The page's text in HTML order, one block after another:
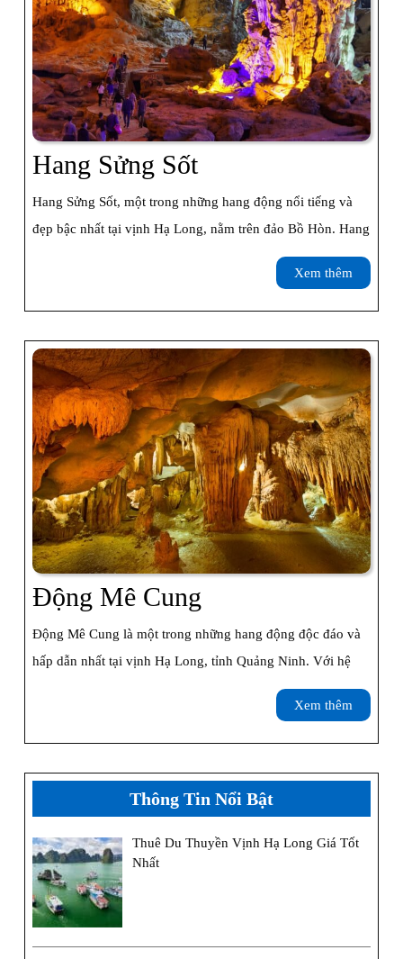
Hang Sửng SốtHang
Sửng
Sốt
Hang Sửng Sốt, một trong những hang động nổi tiếng và
đẹp bậc nhất tại vịnh Hạ Long, nằm trên đảo Bồ Hòn. Hang
Xem thêm
thêm
Động Mê Cung
Mê
Cung
Động Mê Cung là một trong những hang động độc đáo và
hấp dẫn nhất tại vịnh Hạ Long, tỉnh Quảng Ninh. Với hệ
Xem thêm
thêm
Thông Tin Nổi Bật
Thuê Du Thuyền Vịnh Hạ Long Giá Tốt
Nhất